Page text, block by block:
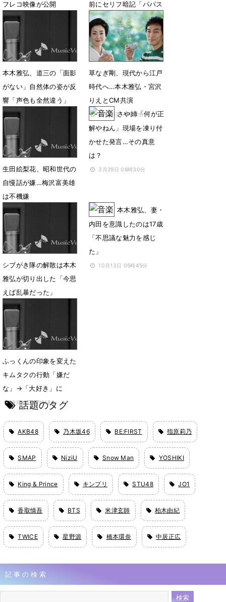
フレコ映像が公開
前にセリフ暗記「パパス
タイルなんだね」
1月26日 08時33分
本木雅弘、道三の「面影
がない」自然体の姿が反
響「声色も全然違う」
草なぎ剛、現代から江戸
時代へ…本木雅弘・宮沢
りえとCM共演
3月16日 14時50分
生田絵梨花、昭和世代の
自慢話が嫌…梅沢富美雄
は不機嫌
さや姉「何が正
解やねん」現場を凍り付
かせた発言…その真意
は？
3月29日 06時30分
シブがき隊の解散は本木
雅弘が切り出した「今思
えば乱暴だった」
本木雅弘、妻・
内田を意識したのは17歳
「不思議な魅力を感じ
た」
10月13日 05時45分
ふっくんの印象を変えた
キムタクの行動「嫌だ
な」→「大好き」に
9月18日 17時18分
話題のタグ
AKB48 乃木坂46 BE:FIRST 指原莉乃
SMAP NiziU Snow Man YOSHIKI
King & Prince キンプリ STU48 JO1
香取慎吾 BTS 米津玄師 柏木由紀
TWICE 星野源 橋本環奈 中居正広
記事の検索